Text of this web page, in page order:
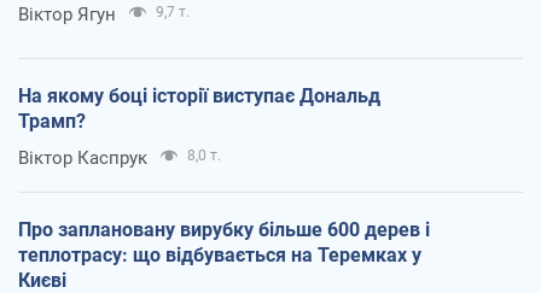
Віктор Ягун 9,7 т.
На якому боці історії виступає Дональд
Трамп?
Віктор Каспрук 8,0 т.
Про заплановану вирубку більше 600 дерев і
теплотрасу: що відбувається на Теремках у
Києві